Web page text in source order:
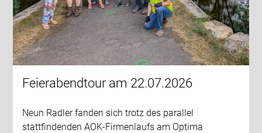
Feierabendtour am 22.07.2026
Neun Radler fanden sich trotz des parallel
stattfindenden AOK-Firmenlaufs am Optima